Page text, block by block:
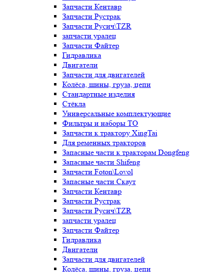
Запчасти Кентавр
Запчасти Рустрак
Запчасти Русич\TZR
запчасти уралец
Запчасти Файтер
Гидравлика
Двигатели
Запчасти для двигателей
Колёса, шины, груза, цепи
Стандартные изделия
Стёкла
Универсальные комплектующие
Фильтры и наборы ТО
Запчасти к трактору XingTai
Для ременных тракторов
Запасные части к тракторам Dongfeng
Запасные части Shifeng
Запчасти Foton\Lovol
Запасные части Скаут
Запчасти Кентавр
Запчасти Рустрак
Запчасти Русич\TZR
запчасти уралец
Запчасти Файтер
Гидравлика
Двигатели
Запчасти для двигателей
Колёса, шины, груза, цепи